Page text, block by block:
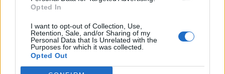
Opted In
I want to opt-out of Collection, Use,
Retention, Sale, and/or Sharing of my
Personal Data that Is Unrelated with the
Purposes for which it was collected.
Opted Out
Google DeepMind και Chief Scientist της Alphabet
06/08/2026 - 09:32 ΠΡΟΣΩΠΑ
Ρωσία: Η Μόσχα δηλώνει ότι κατέρριψε 605
ουκρανικά drones τη νύχτα - Ελαφρές ζημιές σε